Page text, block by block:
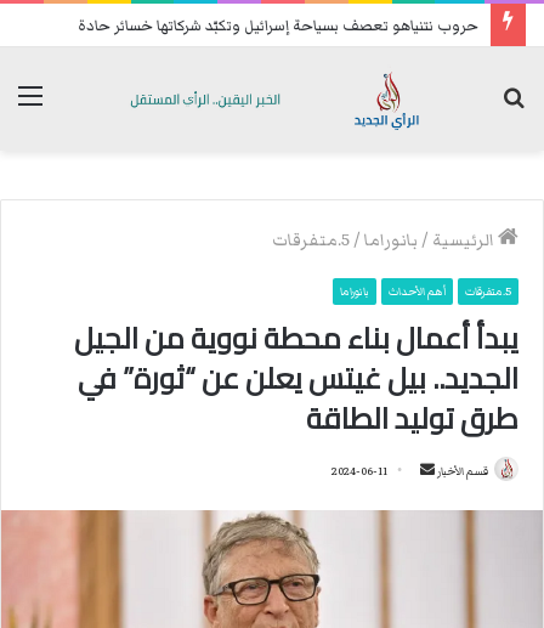
حروب نتنياهو تعصف بسياحة إسرائيل وتكبّد شركاتها خسائر حادة
الرئيسية /بانوراما/5.متفرقات
5.متفرقات أهم الأحداث بانوراما
يبدأ أعمال بناء محطة نووية من الجيل
الجديد.. بيل غيتس يعلن عن “ثورة” في
طرق توليد الطاقة
قسم الأخبار 2024-06-11